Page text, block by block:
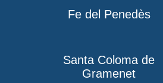
Fe del Penedès
Santa Coloma de
Gramenet